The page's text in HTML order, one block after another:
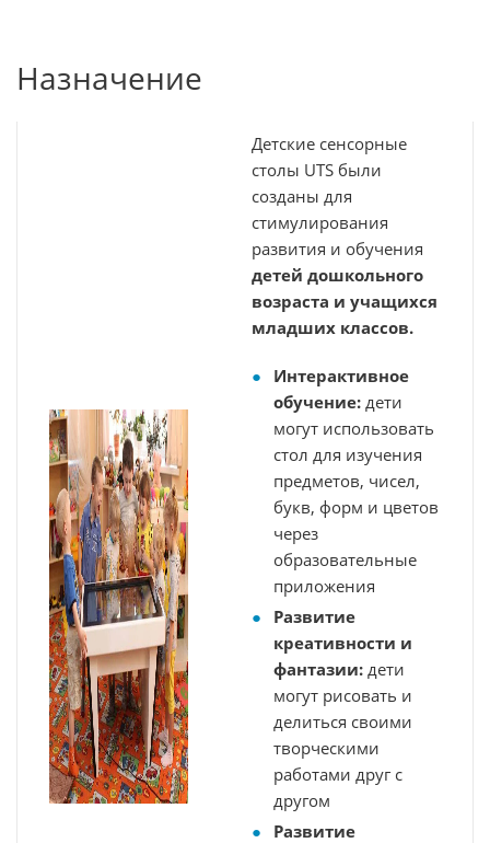
Назначение
Детские сенсорные
столы UTS были
созданы для
стимулирования
развития и обучения
детей дошкольного
возраста и учащихся
младших классов.
Интерактивное
обучение: дети
могут использовать
стол для изучения
предметов, чисел,
букв, форм и цветов
через
образовательные
приложения
Развитие
креативности и
фантазии: дети
могут рисовать и
делиться своими
творческими
работами друг с
другом
Развитие